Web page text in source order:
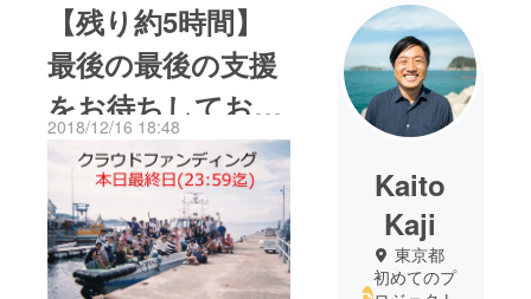
【残り約5時間】
最後の最後の支援
をお待ちしており
ます。
2018/12/16 18:48
Kaito
Kaji
東京都
初めてのプ